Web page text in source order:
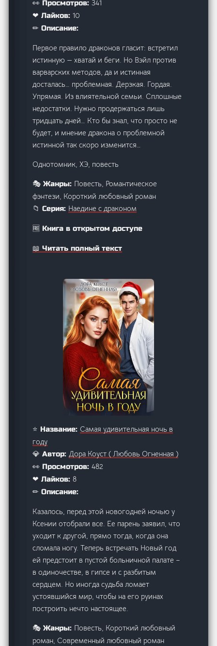
👀 Просмотров:341
❤ Лайков:10
✏ Описание:
Первое правило драконов гласит: встретил
истинную — хватай и беги. Но Вэйл против
варварских методов, да и истинная
досталась… проблемная. Дерзкая. Гордая.
Упрямая. Из влиятельной семьи. Сплошные
недостатки. Нужно продержаться лишь
тридцать дней… Кто бы знал, что просто не
будет, и мнение дракона о проблемной
истинной так скоро изменится…
Однотомник, ХЭ, повесть
🎭 Жанры: Повесть, Романтическое
фэнтези, Короткий любовный роман
📁 Серия: Наедине с драконом
🆓 Книга в открытом доступе
📖 Читать полный текст
⭐ Название:Самая удивительная ночь в
году
💎 Автор:Дора Коуст ( Любовь Огненная )
👀 Просмотров:482
❤ Лайков:8
✏ Описание:
Казалось, перед этой новогодней ночью у
Ксении отобрали все. Ее парень заявил, что
уходит к другой, прямо тогда, когда она
сломала ногу. Теперь встречать Новый год
ей предстоит в пустой больничной палате –
в одиночестве, в гипсе и с разбитым
сердцем. Но иногда судьба ломает
устоявшийся мир, чтобы на его руинах
построить нечто настоящее.
🎭 Жанры: Повесть, Короткий любовный
роман, Современный любовный роман